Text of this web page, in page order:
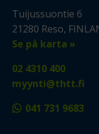
Tuijussuontie 6
21280 Reso,
Se på karta »
02 4310 400
myynti@thtt.fi
041 731 9683